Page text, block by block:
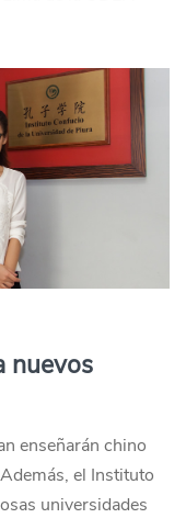
nuevos
enseñarán chino
el Instituto
universidades